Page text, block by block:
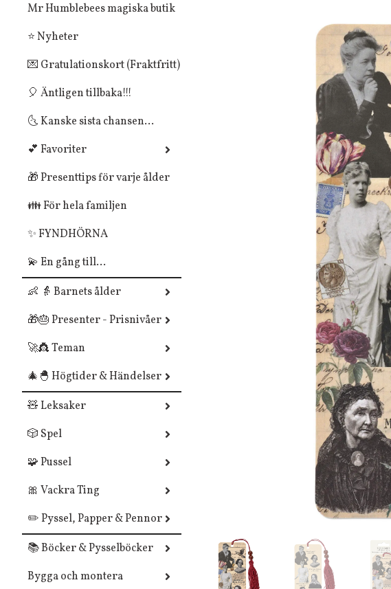
Mr Humblebees magiska butik
⭐ Nyheter
💌 Gratulationskort (Fraktfritt)
🎈 Äntligen tillbaka!!!
🌜 Kanske sista chansen...
💕 Favoriter
🎁 Presenttips för varje ålder
👪 För hela familjen
✨ FYNDHÖRNA
💫 En gång till...
👶 👵 Barnets ålder
🎁🎂 Presenter - Prisnivåer
🚀👸 Teman
🎄🐣 Högtider & Händelser
🧸 Leksaker
🎲 Spel
🧩 Pussel
🎀 Vackra Ting
✏️ Pyssel, Papper & Pennor
📚 Böcker & Pysselböcker
Bygga och montera